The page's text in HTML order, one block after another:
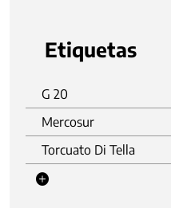
Etiquetas
G 20
Mercosur
Torcuato Di Tella